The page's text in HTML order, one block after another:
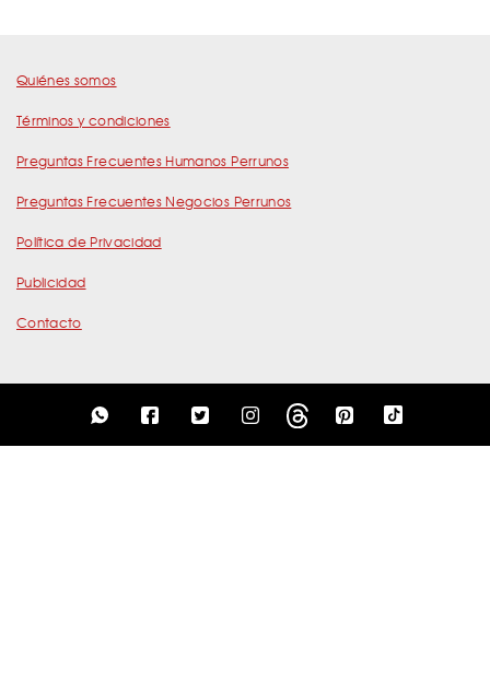
Quiénes somos
Términos y condiciones
Preguntas Frecuentes Humanos Perrunos
Preguntas Frecuentes Negocios Perrunos
Política de Privacidad
Publicidad
Contacto